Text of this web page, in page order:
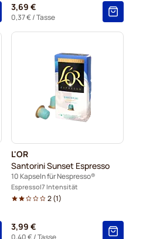
3,69 €
0,37 €/ Tasse
L'OR
Santorini Sunset Espresso
10 Kapseln für Nespresso®
Espresso 7 Intensität
2(1)
3,99 €
0,40 €/ Tasse